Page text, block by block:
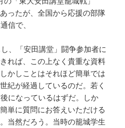
ったが、全国から応援の部隊
信で、
、「安田講堂」闘争参加者に
れば、この上なく貴重な資料
かしことはそれほど簡単では
紀が経過しているのだ。若く
になっているはずだ。しか
単に質問にお答えいただける
当然だろう。当時の籠城学生